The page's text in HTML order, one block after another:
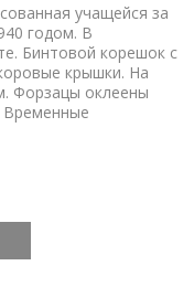
учащейся за
годом. В
Бинтовой корешок с
крышки. На
Форзацы оклеены
Временные